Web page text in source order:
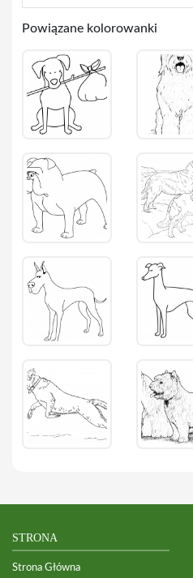
Powiązane kolorowanki
STRONA
Strona Główna